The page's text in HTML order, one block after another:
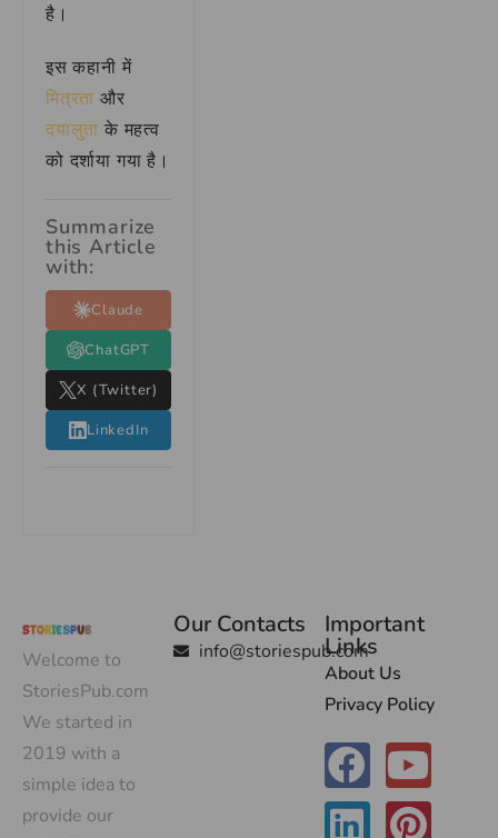
है।
इस कहानी में
मित्रता और
दयालुता के महत्व
को दर्शाया गया है।
Summarize
this Article
with:
Claude
ChatGPT
X (Twitter)
LinkedIn
Welcome to
StoriesPub.com
We started in
2019 with a
simple idea to
provide our
Our Contacts
info@storiespub.com
Important
Links
About Us
Privacy Policy